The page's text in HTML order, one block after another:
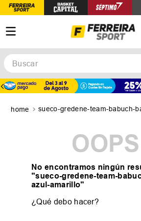
Buscar
sueco-gredene-team-babuch-
No encontramos ningún
"sueco-gredene-team-
azul-amarillo"
¿Qué debo hacer?
TÉRMINOS MÁS BUSCADOS
zapatillas mujer
zapatillas adidas